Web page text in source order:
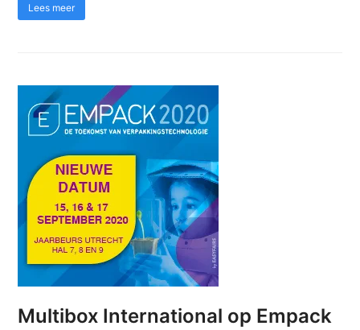
Lees meer
Multibox International op Empack